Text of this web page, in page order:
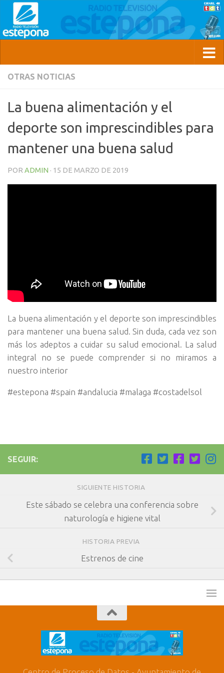
OTRAS NOTICIAS
La buena alimentación y el
deporte son imprescindibles para
mantener una buena salud
POR ADMIN · 15 DE MARZO DE 2019
La buena alimentación y el deporte son imprescindibles
para mantener una buena salud. Sin duda, cada vez son
más los adeptos a cuidar su salud emocional. La salud
integral no se puede comprender si no miramos a
nuestro interior
#estepona #spain #andalucia #malaga #costadelsol
SEGUIR:
SIGUIENTE HISTORIA
Este sábado se celebra una conferencia sobre
naturología e higiene vital
HISTORIA PREVIA
Estrenos de cine